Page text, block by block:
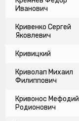
Иванович
Кривенко Сергей
Яковлевич
Кривицкий
Криволап Михаил
Филиппович
Кривонос Мефодий
Родионович